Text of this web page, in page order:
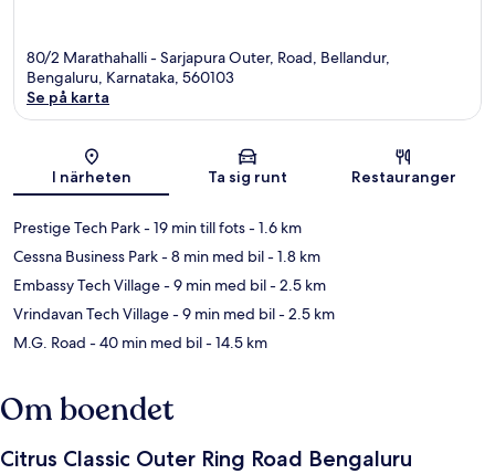
80/2 Marathahalli - Sarjapura Outer, Road, Bellandur,
Bengaluru, Karnataka, 560103
Se på karta
I närheten Ta sig runt Restauranger
Prestige Tech Park- 19 min till fots- 1.6 km
Cessna Business Park- 8 min med bil- 1.8 km
Embassy Tech Village- 9 min med bil- 2.5 km
Vrindavan Tech Village- 9 min med bil- 2.5 km
M.G. Road - 40 min med bil- 14.5 km
Om boendet
Citrus Classic Outer Ring Road Bengaluru